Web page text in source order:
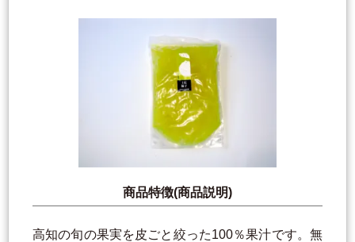
商品特徴(商品説明)
高知の旬の果実を皮ごと絞った100％果汁です。無